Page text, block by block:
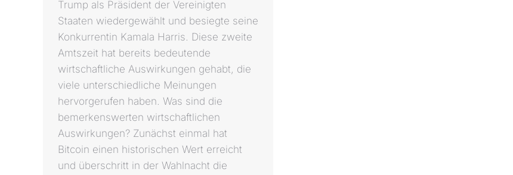
Trump als Präsident der Vereinigten
Staaten wiedergewählt und besiegte seine
Konkurrentin Kamala Harris. Diese zweite
Amtszeit hat bereits bedeutende
wirtschaftliche Auswirkungen gehabt, die
viele unterschiedliche Meinungen
hervorgerufen haben. Was sind die
bemerkenswerten wirtschaftlichen
Auswirkungen? Zunächst einmal hat
Bitcoin einen historischen Wert erreicht
und überschritt in der Wahlnacht die